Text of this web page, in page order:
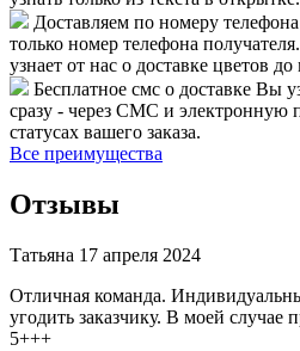
Доставляем по номеру телефона
только номер телефона
узнает от нас о доставке цветов
Бесплатное смс о доставке Вы
сразу - через СМС и электронную
статусах вашего заказа.
Все преимущества
Отзывы
Татьяна 17 апреля 2024
Отличная команда.
угодить заказчику. В моей случае
5+++